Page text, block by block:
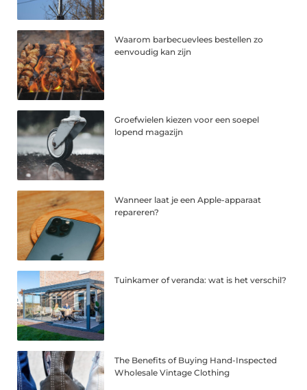
Waarom barbecuevlees bestellen zo
eenvoudig kan zijn
Groefwielen kiezen voor een soepel
lopend magazijn
Wanneer laat je een Apple-apparaat
repareren?
Tuinkamer of veranda: wat is het verschil?
The Benefits of Buying Hand-Inspected
Wholesale Vintage Clothing